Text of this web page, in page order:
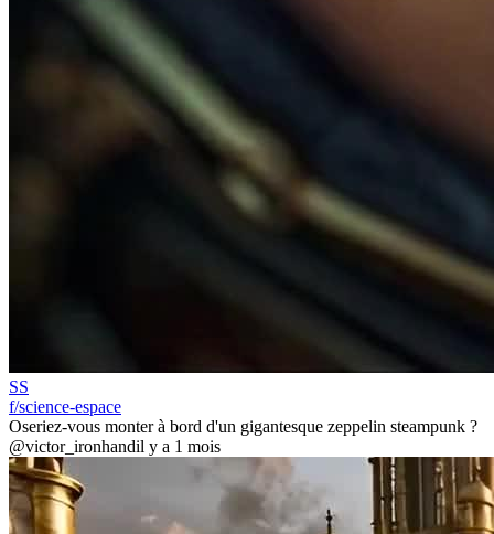
SS
f/science-espace
Oseriez-vous monter à bord d'un gigantesque zeppelin steampunk ?
@victor_ironhandil y a 1 mois